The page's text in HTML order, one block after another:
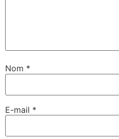
Nom *
E-mail *